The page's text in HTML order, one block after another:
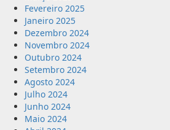
Fevereiro 2025
Janeiro 2025
Dezembro 2024
Novembro 2024
Outubro 2024
Setembro 2024
Agosto 2024
Julho 2024
Junho 2024
Maio 2024